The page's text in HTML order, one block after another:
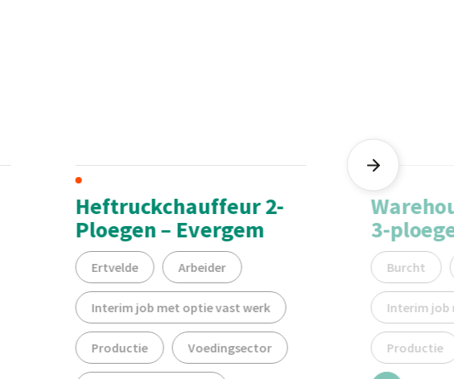
Heftruckchauffeur 2-
Ploegen – Evergem
Ertvelde Arbeider
Interim job met optie vast werk
Productie Voedingsector
3-
Burcht
Interim job
Productie